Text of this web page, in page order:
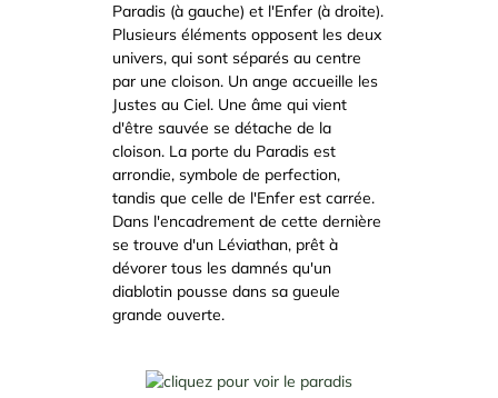
Paradis (à gauche) et l'Enfer (à droite).
Plusieurs éléments opposent les deux
univers, qui sont séparés au centre
par une cloison. Un ange accueille les
Justes au Ciel. Une âme qui vient
d'être sauvée se détache de la
cloison. La porte du Paradis est
arrondie, symbole de perfection,
tandis que celle de l'Enfer est carrée.
Dans l'encadrement de cette dernière
se trouve d'un Léviathan, prêt à
dévorer tous les damnés qu'un
diablotin pousse dans sa gueule
grande ouverte.